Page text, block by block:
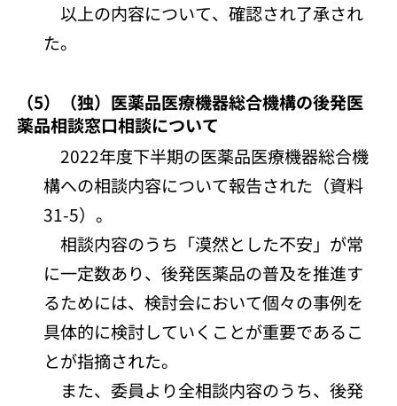
以上の内容について、確認され了承され
た。
（5）（独）医薬品医療機器総合機構の後発医
薬品相談窓口相談について
2022年度下半期の医薬品医療機器総合機
構への相談内容について報告された（資料
31-5）。
相談内容のうち「漠然とした不安」が常
に一定数あり、後発医薬品の普及を推進す
るためには、検討会において個々の事例を
具体的に検討していくことが重要であるこ
とが指摘された。
また、委員より全相談内容のうち、後発